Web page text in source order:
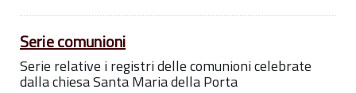
Serie comunioni
Serie relative i registri delle comunioni celebrate
dalla chiesa Santa Maria della Porta